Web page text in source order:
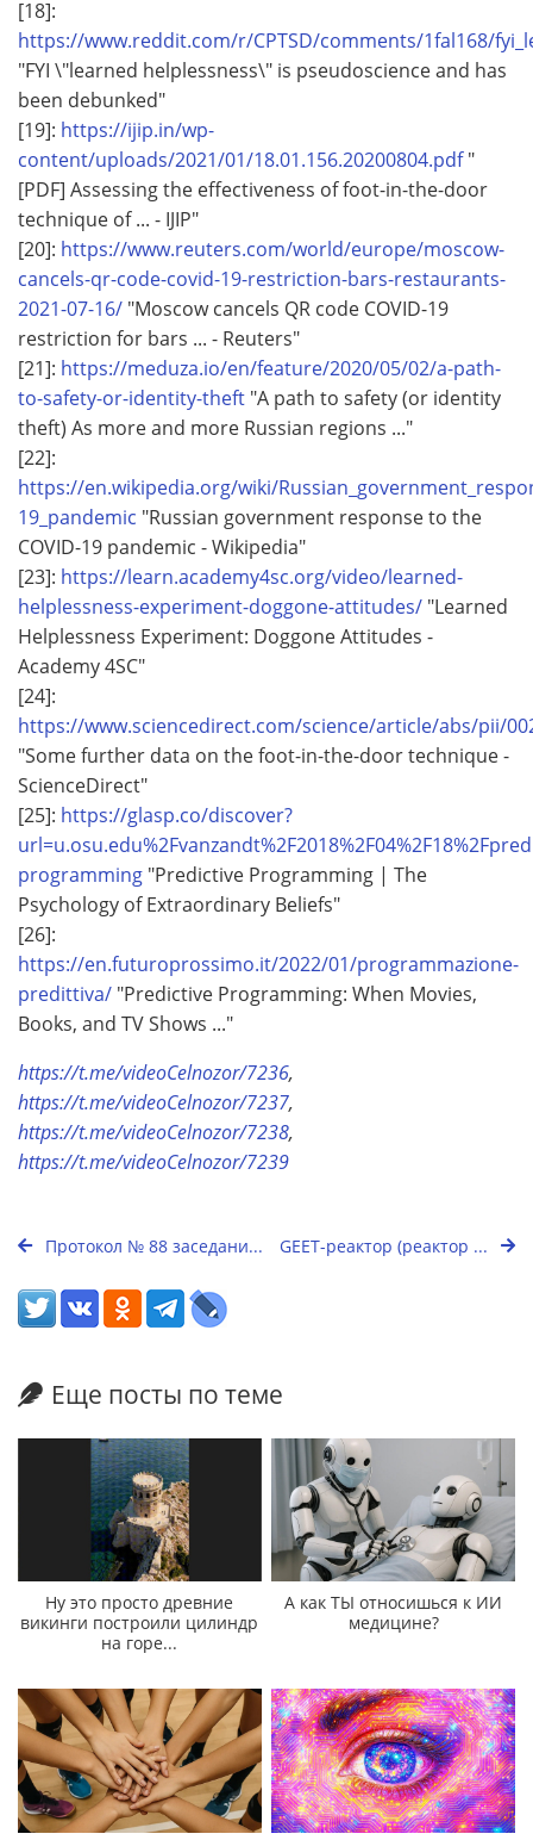
[18]:
https://www.reddit.com/r/CPTSD/comments/1fal168/
"FYI \"learned helplessness\" is pseudoscience and has
been debunked"
[19]: https://ijip.in/wp-
content/uploads/2021/01/18.01.156.20200804.pdf"
[PDF] Assessing the effectiveness of foot-in-the-door
technique of ... - IJIP"
[20]: https://www.reuters.com/world/europe/moscow-
cancels-qr-code-covid-19-restriction-bars-restaurants-
2021-07-16/ "Moscow cancels QR code COVID-19
restriction for bars ... - Reuters"
[21]: https://meduza.io/en/feature/2020/05/02/a-path-
to-safety-or-identity-theft "A path to safety (or identity
theft) As more and more Russian regions ..."
[22]:
https://en.wikipedia.org/wiki/
19_pandemic "Russian government response to the
COVID-19 pandemic - Wikipedia"
[23]: https://learn.academy4sc.org/video/learned-
helplessness-experiment-doggone-attitudes/ "Learned
Helplessness Experiment: Doggone Attitudes -
Academy 4SC"
[24]:
https://www.sciencedirect.com/science/article/abs/pii/
"Some further data on the foot-in-the-door technique -
ScienceDirect"
[25]: https://glasp.co/discover?
programming "Predictive Programming | The
Psychology of Extraordinary Beliefs"
[26]:
https://en.futuroprossimo.it/2022/01/programmazione-
predittiva/ "Predictive Programming: When Movies,
Books, and TV Shows ..."
https://t.me/videoCelnozor/7236,
https://t.me/videoCelnozor/7237,
https://t.me/videoCelnozor/7238,
https://t.me/videoCelnozor/7239
Протокол № 88 заседани... GEET-реактор (реактор ...
Еще посты по теме
Ну это просто древние
викинги построили цилиндр
на горе...
А как ТЫ относишься к ИИ
медицине?